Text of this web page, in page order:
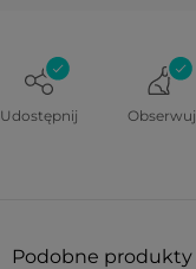
Udostępnij Obserwuj
Podobne produkty